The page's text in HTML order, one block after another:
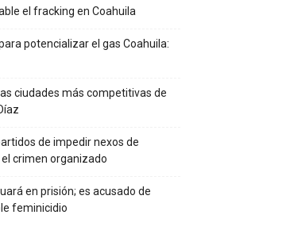
el fracking en Coahuila
potencializar el gas Coahuila:
ciudades más competitivas de
de impedir nexos de
crimen organizado
en prisión; es acusado de
feminicidio